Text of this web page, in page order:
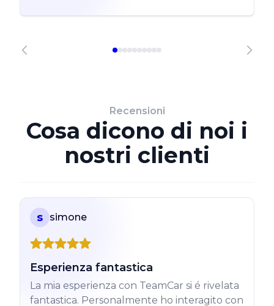
Recensioni
Cosa dicono di noi i
nostri clienti
s simone
Esperienza fantastica
La mia esperienza con TeamCar si é rivelata
fantastica. Personalmente ho interagito con